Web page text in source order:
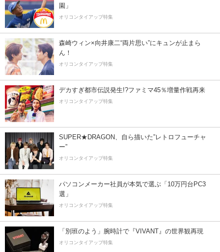
園」
オリコンタイアップ特集
森崎ウィン×向井康二“両片思い”にキュンが止まら
ん！
オリコンタイアップ特集
デカすぎ都市伝説発生!?ファミマ45％増量作戦再来
オリコンタイアップ特集
SUPER★DRAGON、自ら描いた”レトロフューチャ
ー”
オリコンタイアップ特集
パソコンメーカー社員が本気で選ぶ「10万円台PC3
選」
オリコンタイアップ特集
「別班のよう」腕時計で『VIVANT』の世界観再現
オリコンタイアップ特集